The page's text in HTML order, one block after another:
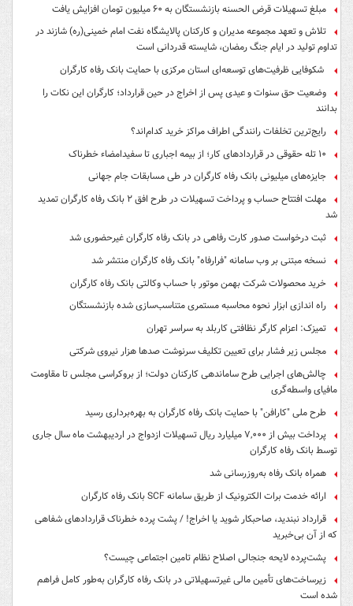
مبلغ تسهیلات قرض الحسنه بازنشستگان به ۶۰ میلیون تومان افزایش یافت
تلاش و تعهد مجموعه مدیران و کارکنان پالایشگاه نفت امام خمینی(ره) شازند در
تداوم تولید در ایام جنگ رمضان، شایسته قدردانی است
شکوفایی ظرفیت‌های توسعه‌ای استان مرکزی با حمایت بانک رفاه کارگران
وضعیت حق سنوات و عیدی پس از اخراج در حین قرارداد؛ کارگران این نکات را
بدانند
رایج‌ترین تخلفات رانندگی اطراف مراکز خرید کدام‌اند؟
۱۰ تله حقوقی در قراردادهای کار؛ از بیمه اجباری تا سفیدامضاء خطرناک
جایزه‌های میلیونی بانک رفاه کارگران در طی مسابقات جام جهانی
مهلت افتتاح حساب و پرداخت تسهیلات در طرح افق ۲ بانک رفاه کارگران تمدید
شد
ثبت درخواست صدور کارت رفاهی در بانک رفاه کارگران غیرحضوری شد
نسخه مبتنی بر وب سامانه "فرارفاه" بانک رفاه کارگران منتشر شد
خرید محصولات شرکت بهمن موتور با حساب وکالتی بانک رفاه کارگران
راه اندازی ابزار نحوه محاسبه مستمری متناسب‌سازی شده بازنشستگان
تمیزک: اعزام کارگر نظافتی کاربلد به سراسر تهران
مجلس زیر فشار برای تعیین تکلیف سرنوشت صدها هزار نیروی شرکتی
چالش‌های اجرایی طرح ساماندهی کارکنان دولت؛ از بروکراسی مجلس تا مقاومت
مافیای واسطه‌گری
طرح ملی "کارافن" با حمایت بانک رفاه کارگران به بهره‌برداری رسید
پرداخت بیش از ۷,۰۰۰ میلیارد ریال تسهیلات ازدواج در اردیبهشت ماه سال جاری
توسط بانک رفاه کارگران
همراه بانک رفاه به‌روزرسانی شد
ارائه خدمت برات الکترونیک از طریق سامانه SCF بانک رفاه کارگران
قرارداد نبندید، صاحبکار شوید یا اخراج! / پشت پرده خطرناک قراردادهای شفاهی
که از آن بی‌خبرید
پشت‌پرده لایحه جنجالی اصلاح نظام تامین اجتماعی چیست؟
زیرساخت‌های تأمین مالی غیرتسهیلاتی در بانک رفاه کارگران به‌طور کامل فراهم
شده است